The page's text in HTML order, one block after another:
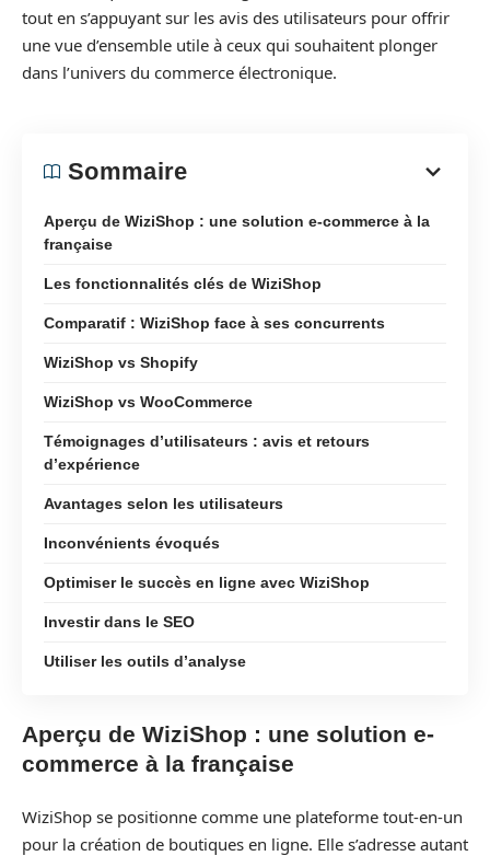
tout en s’appuyant sur les avis des utilisateurs pour offrir
une vue d’ensemble utile à ceux qui souhaitent plonger
dans l’univers du commerce électronique.
Sommaire
Aperçu de WiziShop : une solution e-commerce à la
française
Les fonctionnalités clés de WiziShop
Comparatif : WiziShop face à ses concurrents
WiziShop vs Shopify
WiziShop vs WooCommerce
Témoignages d’utilisateurs : avis et retours
d’expérience
Avantages selon les utilisateurs
Inconvénients évoqués
Optimiser le succès en ligne avec WiziShop
Investir dans le SEO
Utiliser les outils d’analyse
Aperçu de WiziShop : une solution e-
commerce à la française
WiziShop se positionne comme une plateforme tout-en-un
pour la création de boutiques en ligne. Elle s’adresse autant